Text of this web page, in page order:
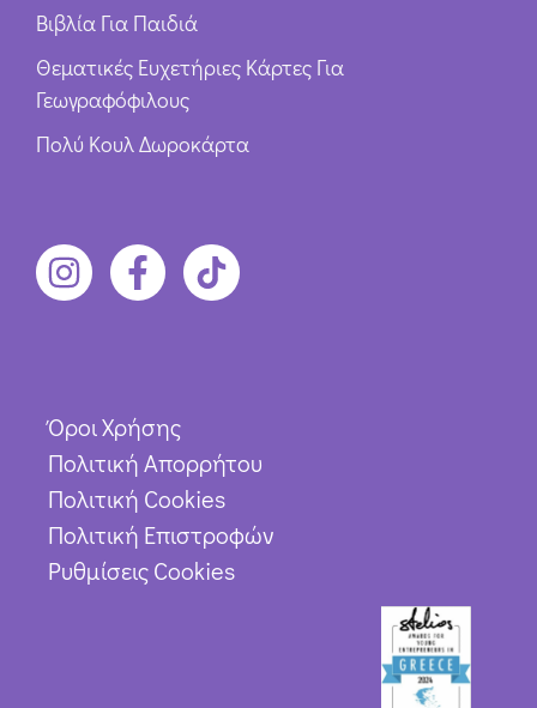
Βιβλία Για Παιδιά
Θεματικές Ευχετήριες Κάρτες Για
Γεωγραφόφιλους
Πολύ Κουλ Δωροκάρτα
Όροι Χρήσης
Πολιτική Απορρήτου
Πολιτική Cookies
Πολιτική Επιστροφών
Ρυθμίσεις Cookies